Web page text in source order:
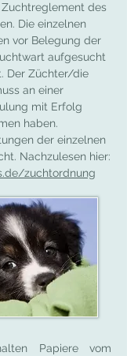
des
Die einzelnen
vor Belegung der
aufgesucht
Der Züchter/die
an einer
mit Erfolg
haben.
der einzelnen
Nachzulesen hier:
zuchtordnung
Papiere vom